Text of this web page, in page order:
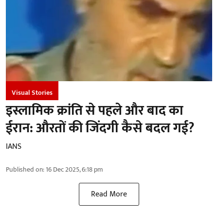
Visual Stories
इस्लामिक क्रांति से पहले और बाद का
ईरान: औरतों की जिंदगी कैसे बदल गई?
IANS
Published on:16 Dec 2025, 6:18 pm
Read More